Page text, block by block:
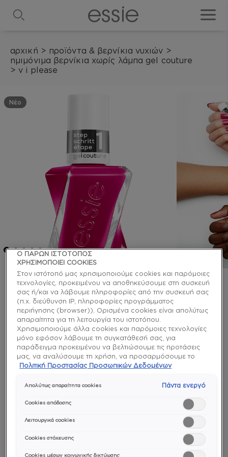
αρχική > προϊόντα & βερνίκια νυχιών >
ημιμόνιμα βερνίκια χωρίς λάμπα gel couture
> v i please
Νέο
gel couture
v.i.please ημιμόνιμο βερνίκι
χωρίς λάμπα
Ένα κούνημα του χεριού σου φορώντας αυτό το
μακράς διάρκειας βαθύ μωβ του μούρου και της
βιολέτας βερνίκι νυχιών με έντονους κόκκινους και
μπλε υποτόνους και ο κόσμος είναι δικός σου. Τόσο
Ο ΠΑΡΩΝ ΙΣΤΟΤΟΠΟΣ
ΧΡΗΣΙΜΟΠΟΙΕΙ COOKIES
Στον ιστότοπό μας χρησιμοποιούμε cookies και παρόμοιες
τεχνολογίες, προκειμένου να αποθηκεύσουμε στη συσκευή
σας ή/και να λάβουμε πληροφορίες από την συσκευή σας
(π.χ. διεύθυνση IP, πληροφορίες προγράμματος
περιήγησης (browser)). Ορισμένα cookies είναι απολύτως
απαραίτητα για τη λειτουργία του ιστοτόπου.
Χρησιμοποιούμε άλλα cookies και παρόμοιες τεχνολογίες
μόνο εφόσον λάβουμε τη συγκατάθεσή σας, για
παράδειγμα προκειμένου να βελτιώσουμε τις προτάσεις
μας, να αναλύσουμε τη χρήση, να προσαρμόσουμε το
περιεχόμενο στα ενδιαφέροντά σας ή να αναγνωρίσουμε
τα ενδιαφέροντά σας και να σας δείχνουμε σχετικό
προτάσεις. Μπορείτε να αποδεχθείτε cookies τα οποία δεν
είναι απαραίτητα («Αποδοχή όλων»), να τα απορρίψετε
(«Απόρριψη όλων») ή να ρυθμίσετε και να αποθηκεύσετε
τις επιλογές σας («Αποθήκευση επιλογών»). Μπορείτε
επίσης, ανά πάσα στιγμή, να ελέγξετε και να ρυθμίσετε εκ
νέου τις επιλογές σας (επιλέγοντας το link «Ρυθμίσεις για τα
Πολιτική Προστασίας Προσωπικών Δεδομένων
Απολύτως απαραίτητα cookies Πάντα ενεργό
Cookies απόδοσης
Λειτουργικά cookies
Cookies στόχευσης
Cookies μέσων κοινωνικής δικτύωσης